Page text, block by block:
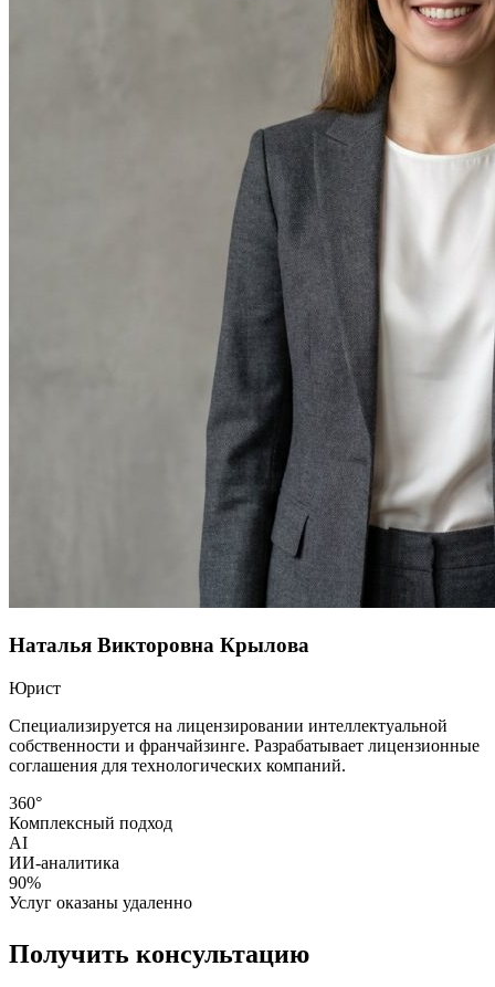
Наталья Викторовна Крылова
Юрист
Специализируется на лицензировании интеллектуальной
собственности и франчайзинге. Разрабатывает лицензионные
соглашения для технологических компаний.
360°
Комплексный подход
AI
ИИ-аналитика
90%
Услуг оказаны удаленно
Получить консультацию